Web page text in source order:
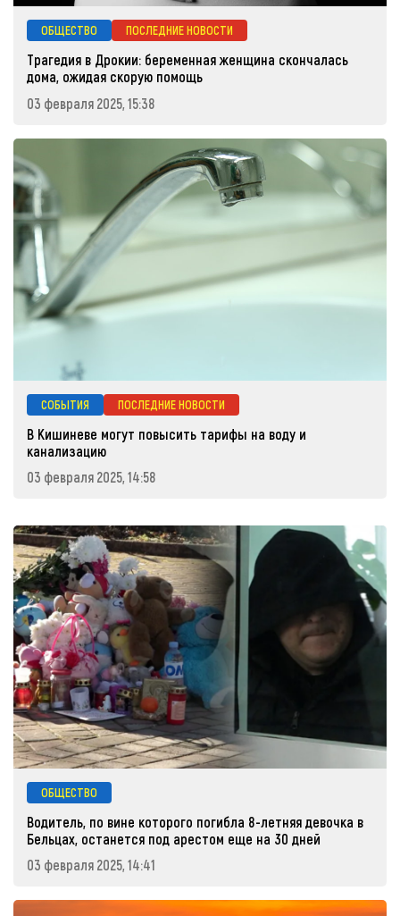
ОБЩЕСТВО ПОСЛЕДНИЕ НОВОСТИ
Трагедия в Дрокии: беременная женщина скончалась
дома, ожидая скорую помощь
03 февраля 2025, 15:38
СОБЫТИЯ ПОСЛЕДНИЕ НОВОСТИ
В Кишиневе могут повысить тарифы на воду и
канализацию
03 февраля 2025, 14:58
ОБЩЕСТВО
Водитель, по вине которого погибла 8-летняя девочка в
Бельцах, останется под арестом еще на 30 дней
03 февраля 2025, 14:41